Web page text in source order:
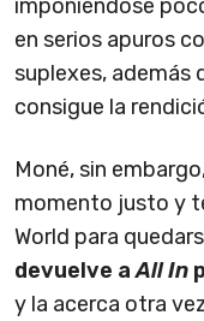
imponiéndose
en serios apuros
suplexes, además
consigue la
Moné, sin
momento justo y
World para
devuelve aAll In
y la acerca otra